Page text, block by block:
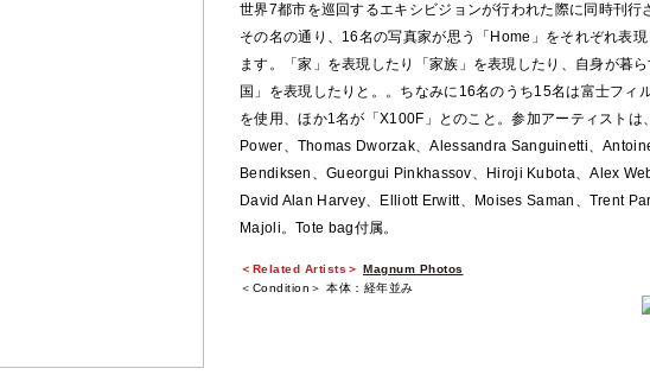
世界7都市を巡回するエキシビジョンが行われた際に同時刊行
その名の通り、16名の写真家が思う「Home」をそれぞれ表
ます。「家」を表現したり「家族」を表現したり、自身が暮
国」を表現したりと。。ちなみに16名のうち15名は富士フィ
を使用、ほか1名が「X100F」とのこと。参加アーティスト
Power、Thomas Dworzak、Alessandra Sanguinetti、
Bendiksen、Gueorgui Pinkhassov、Hiroji Kubota、Alex
David Alan Harvey、Elliott Erwitt、Moises Saman、Trent
Majoli。Tote bag付属。
＜Related Artists＞ Magnum Photos
＜Condition＞ 本体：経年並み